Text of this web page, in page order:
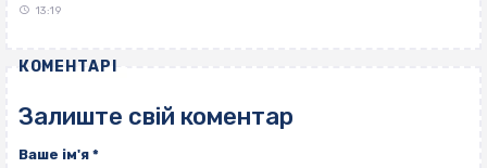
13:19
КОМЕНТАРІ
Залиште свій коментар
Ваше ім'я *